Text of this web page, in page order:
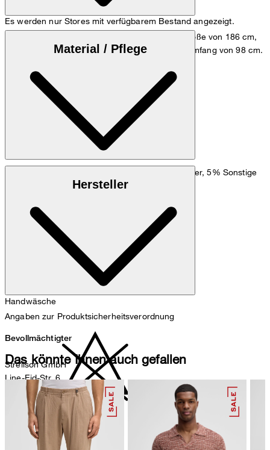
Es werden nur Stores mit verfügbarem Bestand angezeigt.
Das Model trägt die Größe M bei einer Körpergröße von 186 cm,
einem Brustumfang von 98 cm und einem Hüftumfang von 98 cm.
Zum Hemden Guide
Material / Pflege
Baumwollmix aus 81% Baumwolle, 14% Polyester, 5% Sonstige
Handwäsche
nicht bleichen
Hersteller
Angaben zur Produktsicherheitsverordnung
Bevollmächtigter
Strellson GmbH
Line-Eid-Str. 6
78467 Konstanz
Deutschland
contact@strellson.com
Produzent
Das könnte Ihnen auch gefallen